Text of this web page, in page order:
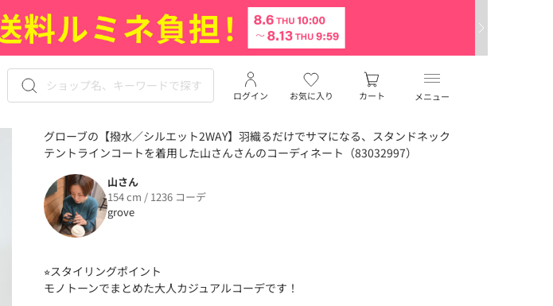
メニュー
お気に入り
ログイン カート
グローブの【撥水／シルエット2WAY】羽織るだけでサマになる、スタンドネック
テントラインコートを着用した山さんさんのコーディネート（83032997）
山さん
154 cm / 1236 コーデ
grove
⭐︎スタイリングポイント
モノトーンでまとめた大人カジュアルコーデです！